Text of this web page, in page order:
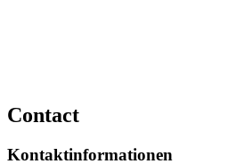
Contact
Kontaktinformationen